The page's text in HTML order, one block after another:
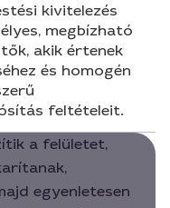
kivitelezés
megbízható
akik értenek
és homogén
feltételeit.